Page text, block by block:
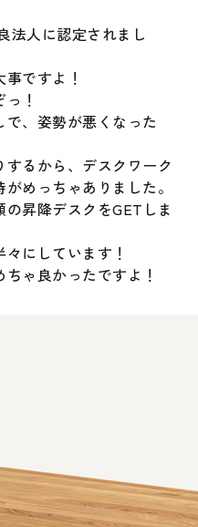
法人に認定されまし
ですよ！
！
、姿勢が悪くなった
るから、デスクワーク
めっちゃありました。
昇降デスクをGETしま
にしています！
ゃ良かったですよ！